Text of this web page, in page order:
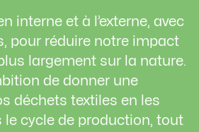
interne et à l’externe, avec
pour réduire notre impact
largement sur la nature.
de donner une
déchets textiles en les
le cycle de production, tout